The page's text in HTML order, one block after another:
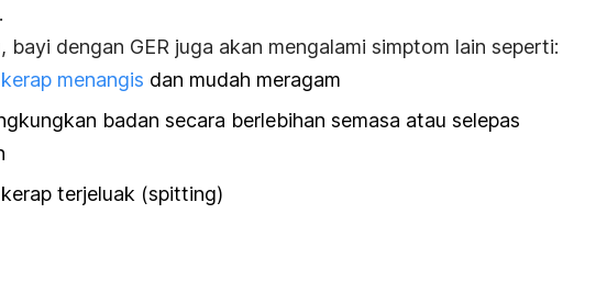
bayi dengan GER juga akan mengalami simptom lain seperti:
menangis dan mudah meragam
badan secara berlebihan semasa atau selepas
terjeluak (spitting)